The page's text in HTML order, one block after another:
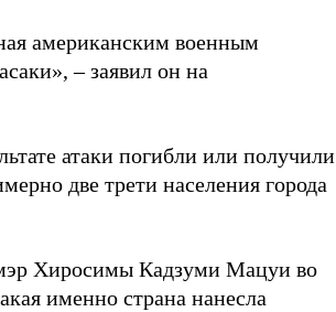
американским военным
– заявил он на
атаки погибли или получили
две трети населения города
Хиросимы Кадзуми Мацуи во
именно страна нанесла